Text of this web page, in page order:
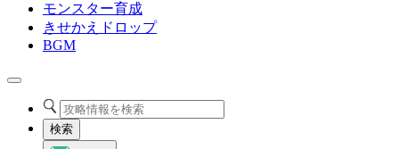
モンスター育成
きせかえドロップ
BGM
検索